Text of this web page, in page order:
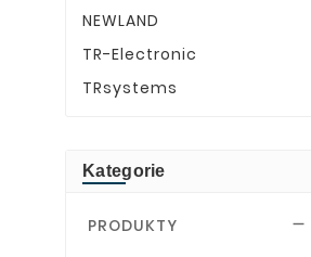
NEWLAND
TR-Electronic
TRsystems
Kategorie
PRODUKTY 